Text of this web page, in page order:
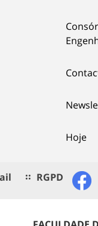
Hoje
RGPD